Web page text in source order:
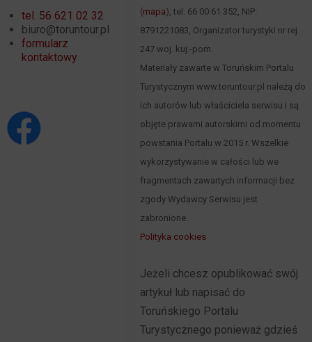
tel. 56 621 02 32
biuro@toruntour.pl
formularz
kontaktowy
(mapa), tel. 66 00 61 352, NIP:
8791221083, Organizator turystyki nr rej.
247 woj. kuj.-pom.
Materiały zawarte w Toruńskim Portalu
Turystycznym www.toruntour.pl należą do
ich autorów lub właściciela serwisu i są
objęte prawami autorskimi od momentu
powstania Portalu w 2015 r. Wszelkie
wykorzystywanie w całości lub we
fragmentach zawartych informacji bez
zgody Wydawcy Serwisu jest
zabronione.
Polityka cookies
Jeżeli chcesz opublikować swój
artykuł lub napisać do
Toruńskiego Portalu
Turystycznego ponieważ gdzieś